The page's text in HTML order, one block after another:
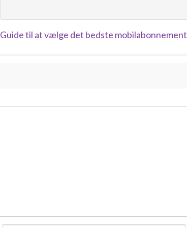
Guide til at vælge det bedste mobilabonnement